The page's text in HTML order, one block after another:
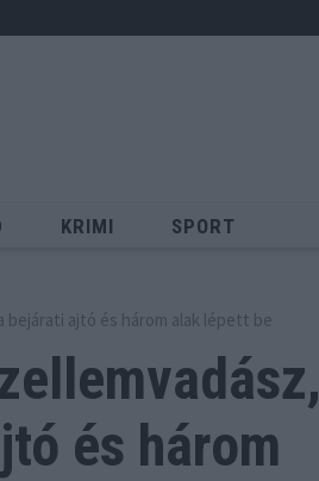
KRIMI SPORT
ajtó és három alak lépett be
és három